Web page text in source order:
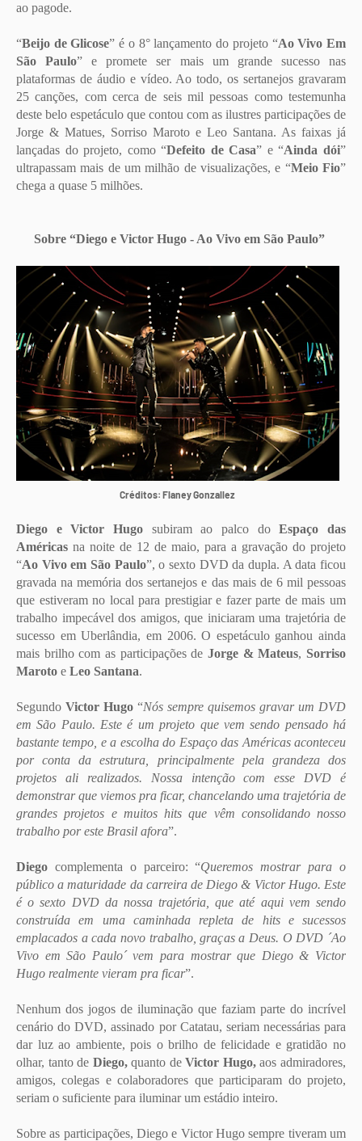
ao pagode.
“Beijo de Glicose” é o 8° lançamento do projeto “Ao Vivo Em
São Paulo” e promete ser mais um grande sucesso nas
plataformas de áudio e vídeo. Ao todo, os sertanejos gravaram
25 canções, com cerca de seis mil pessoas como testemunha
deste belo espetáculo que contou com as ilustres participações de
Jorge & Matues, Sorriso Maroto e Leo Santana. As faixas já
lançadas do projeto, como “Defeito de Casa” e “Ainda dói”
ultrapassam mais de um milhão de visualizações, e “Meio Fio”
chega a quase 5 milhões.
Sobre “Diego e Victor Hugo - Ao Vivo em São Paulo”
Créditos: Flaney Gonzallez
Diego e Victor Hugo subiram ao palco doEspaço das
Américas na noite de 12 de maio, para a gravação do projeto
“Ao Vivo em São Paulo”, o sexto DVD da dupla. A data ficou
gravada na memória dos sertanejos e das mais de 6 mil pessoas
que estiveram no local para prestigiar e fazer parte de mais um
trabalho impecável dos amigos, que iniciaram uma trajetória de
sucesso em Uberlândia, em 2006. O espetáculo ganhou ainda
mais brilho com as participações de Jorge & Mateus, Sorriso
Maroto e Leo Santana.
Segundo Victor Hugo “Nós sempre quisemos gravar um DVD
em São Paulo. Este é um projeto que vem sendo pensado há
bastante tempo, e a escolha do Espaço das Américas aconteceu
por conta da estrutura, principalmente pela grandeza dos
projetos ali realizados. Nossa intenção com esse DVD é
demonstrar que viemos pra ficar, chancelando uma trajetória de
grandes projetos e muitos hits que vêm consolidando nosso
trabalho por este Brasil afora”.
Diego complementa o parceiro: “Queremos mostrar para o
público a maturidade da carreira de Diego & Victor Hugo. Este
é o sexto DVD da nossa trajetória, que até aqui vem sendo
construída em uma caminhada repleta de hits e sucessos
emplacados a cada novo trabalho, graças a Deus. O DVD ´Ao
Vivo em São Paulo´ vem para mostrar que Diego & Victor
Hugo realmente vieram pra ficar”.
Nenhum dos jogos de iluminação que faziam parte do incrível
cenário do DVD, assinado por Catatau, seriam necessárias para
dar luz ao ambiente, pois o brilho de felicidade e gratidão no
olhar, tanto de Diego,quanto deVictor Hugo,aos admiradores,
amigos, colegas e colaboradores que participaram do projeto,
seriam o suficiente para iluminar um estádio inteiro.
Sobre as participações, Diego e Victor Hugo sempre tiveram um